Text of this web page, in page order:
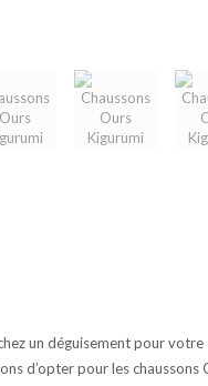
un déguisement pour
d’opter pour les